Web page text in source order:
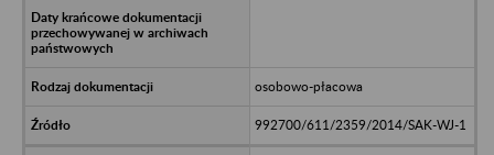
osobowo-płacowa
992700/611/2359/2014/SAK-WJ-1